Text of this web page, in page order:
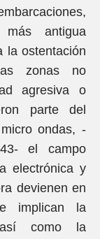
antigua
la ostentación
zonas no
agresiva o
parte del
ondas, -
el campo
electrónica y
devienen en
implican la
así como la